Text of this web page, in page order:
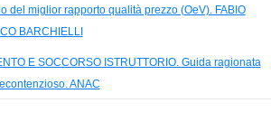
del miglior rapporto qualità prezzo (OeV). FABIO
BARCHIELLI
E SOCCORSO ISTRUTTORIO. Guida ragionata
ANAC